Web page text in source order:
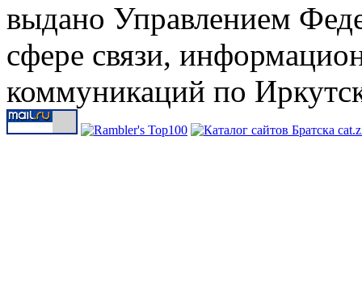
выдано Управлением
сфере связи,
коммуникаций по